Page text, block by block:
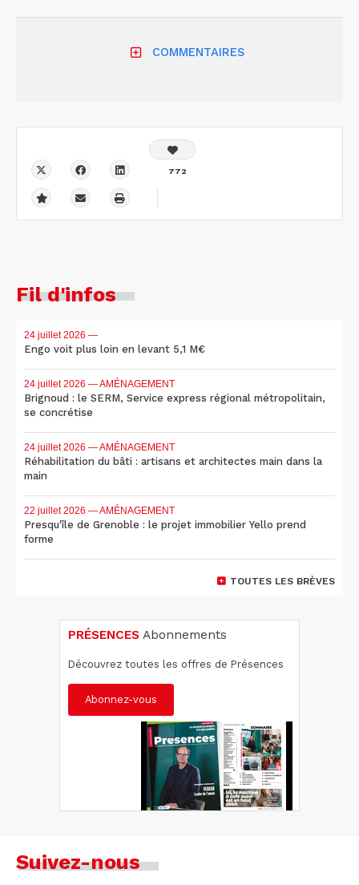
COMMENTAIRES
772
Fil d'infos
24 juillet 2026 —
Engo voit plus loin en levant 5,1 M€
24 juillet 2026 — AMÉNAGEMENT
Brignoud : le SERM, Service express régional métropolitain,
se concrétise
24 juillet 2026 — AMÉNAGEMENT
Réhabilitation du bâti : artisans et architectes main dans la
main
22 juillet 2026 — AMÉNAGEMENT
Presqu'île de Grenoble : le projet immobilier Yello prend
forme
TOUTES LES BRÈVES
PRÉSENCES Abonnements
Découvrez toutes les offres de Présences
Abonnez-vous
Suivez-nous